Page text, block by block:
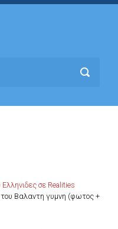
σε Realities
Βαλαντη γυμνη (φωτος +